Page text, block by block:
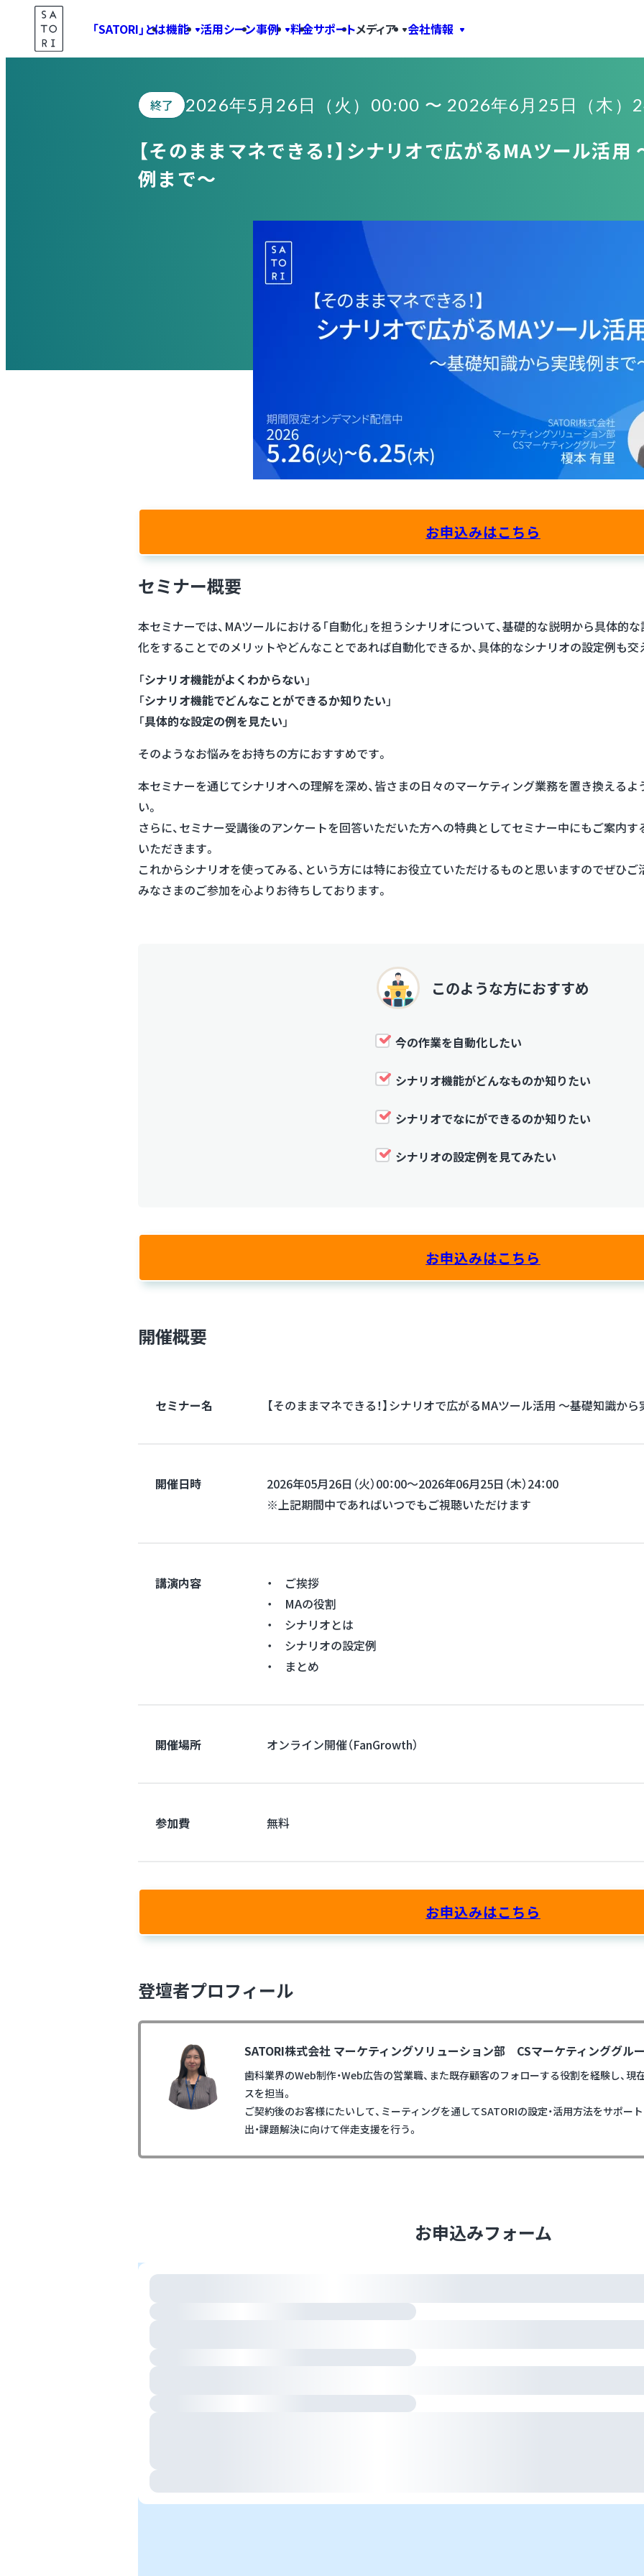
content
「SATORI」とは機能 活用シーン事例 料金サポートメディア 会社情報
終了 2026年5月26日（火）00:00 〜 2026年6月25日（木）
【そのままマネできる！】シナリオで広がるMAツール活
例まで〜
お申込みはこちら
セミナー概要
本セミナーでは、MAツールにおける「自動化」を担うシナリオについて、基礎的な説明から具体的
化をすることでのメリットやどんなことであれば自動化できるか、具体的なシナリオの設定例も交
「シナリオ機能がよくわからない 」
「シナリオ機能でどんなことができるか知りたい 」
「具体的な設定の例を見たい 」
そのようなお悩みをお持ちの方におすすめです。
本セミナーを通じてシナリオへの理解を深め、皆さまの日々のマーケティング業務を置き換える
い。
さらに、セミナー受講後のアンケートを回答いただいた方への特典としてセミナー中にもご案内す
いただきます。
これからシナリオを使ってみる、という方には特にお役立ていただけるものと思いますのでぜひご
みなさまのご参加を心よりお待ちしております。
このような方におすすめ
今の作業を自動化したい
シナリオ機能がどんなものか知りたい
シナリオでなにができるのか知りたい
シナリオの設定例を見てみたい
お申込みはこちら
開催概要
セミナー名 【そのままマネできる！】シナリオで広がるMAツール活用 〜基礎知識か
開催日時
2026年05月26日（火）00：00～2026年06月25日（木）24：00
※上記期間中であればいつでもご視聴いただけます
講演内容
・ ご挨拶
・ MAの役割
・ シナリオとは
・ シナリオの設定例
・ まとめ
開催場所 オンライン開催（FanGrowth）
参加費 無料
お申込みはこちら
登壇者プロフィール
SATORI株式会社 マーケティングソリューション部 CSマーケティンググル
歯科業界のWeb制作・Web広告の営業職、また既存顧客のフォローする役割を経験し、現
スを担当。
ご契約後のお客様にたいして、ミーティングを通してSATORIの設定・活用方法をサポー
出・課題解決に向けて伴走支援を行う。
お申込みフォーム